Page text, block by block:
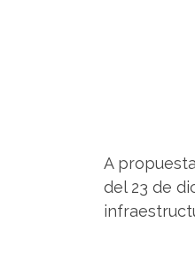
A
del 23 de